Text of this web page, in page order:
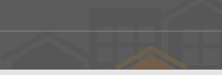
Verzorgingstips voor bomen en planten
Inspiratie voor uw tuin en terras
De belangrijkste tuinwerkzaamheden voor de